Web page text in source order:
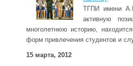
ТГПИ имени
активную
многолетнюю историю,
форм привлечения студентов и
15 марта, 2012